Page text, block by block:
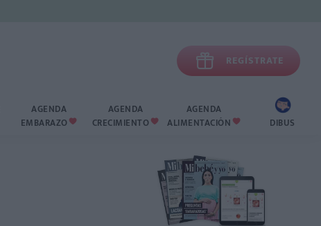
 REGÍSTRATE
AGENDA
EMBARAZO 
AGENDA
CRECIMIENTO 
AGENDA
ALIMENTACIÓN  DIBUS